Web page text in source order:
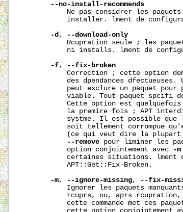
--no-install-recommends
Ne pas considrer les
installer. lment de
-d,
--download-only
Rcupration seule ; les
ni installs. lment de
-f,
--fix-broken
Correction ; cette option
des dpendances dfectueuses.
peut exclure un paquet pour
viable. Tout paquet spcifi
Cette option est
la premire fois ; APT
systme. Il est possible que
soit tellement corrompue
(ce qui veut dire la
--remove pour liminer les
           option conjointement avec
-m
certaines situations. lment
           APT::Get::Fix-Broken.
-m, --ignore-missing,
--fix-
Ignorer les paquets
rcuprs, ou, aprs
cette commande met ces